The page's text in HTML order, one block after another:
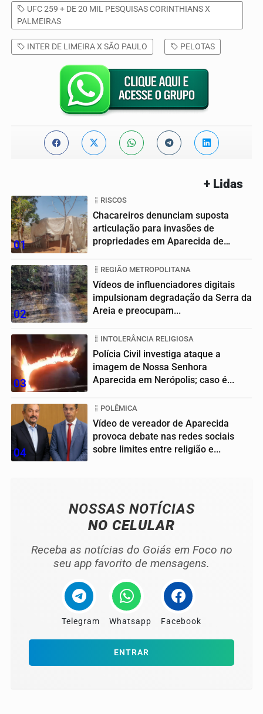
UFC 259 + DE 20 MIL PESQUISAS CORINTHIANS X
PALMEIRAS
INTER DE LIMEIRA X SÃO PAULO PELOTAS
+ Lidas
01
RISCOS
Chacareiros denunciam suposta
articulação para invasões de
propriedades em Aparecida de
02
REGIÃO METROPOLITANA
Vídeos de influenciadores digitais
impulsionam degradação da Serra da
Areia e preocupam...
03
INTOLERÂNCIA RELIGIOSA
Polícia Civil investiga ataque a
imagem de Nossa Senhora
Aparecida em Nerópolis; caso é...
04
POLÊMICA
Vídeo de vereador de Aparecida
provoca debate nas redes sociais
sobre limites entre religião e...
NOSSAS NOTÍCIAS
NO CELULAR
Receba as notícias do Goiás em Foco no
seu app favorito de mensagens.
Telegram Whatsapp Facebook
ENTRAR